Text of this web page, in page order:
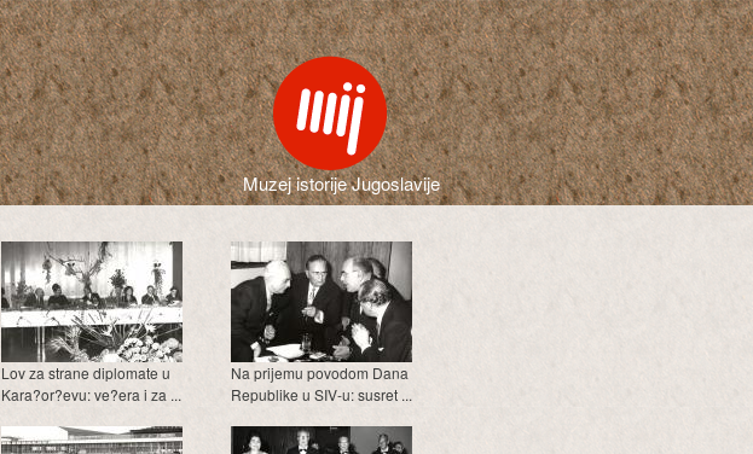
Muzej istorije Jugoslavije
Lov za strane diplomate u
Kara?or?evu: ve?era i za ...
Na prijemu povodom Dana
Republike u SIV-u: susret ...